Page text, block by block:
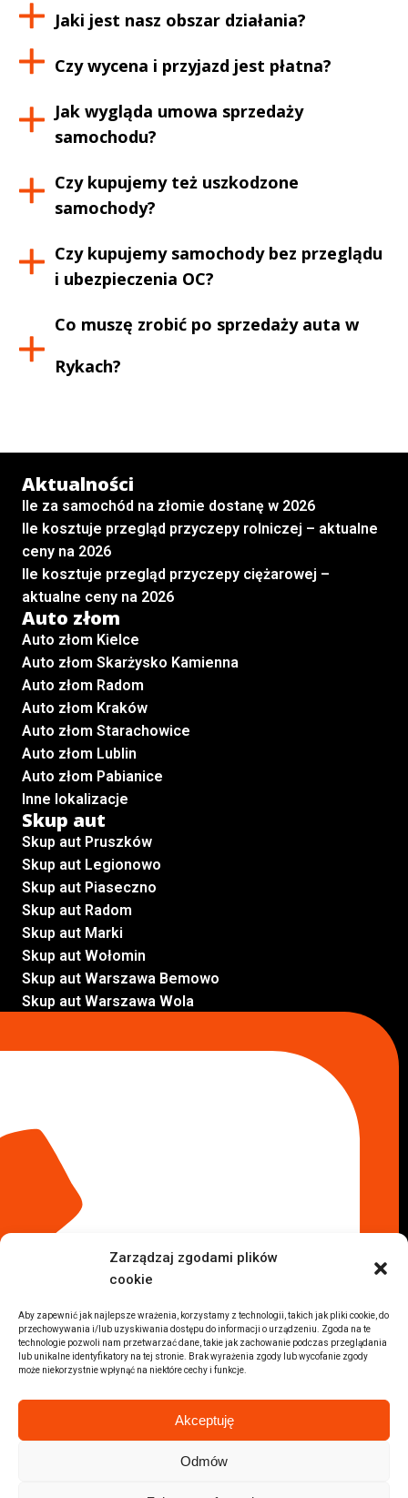
Zarządzaj zgodami plików
cookie
Aby zapewnić jak najlepsze wrażenia, korzystamy z technologii, takich jak pliki cookie, do
przechowywania i/lub uzyskiwania dostępu do informacji o urządzeniu. Zgoda na te
technologie pozwoli nam przetwarzać dane, takie jak zachowanie podczas przeglądania
lub unikalne identyfikatory na tej stronie. Brak wyrażenia zgody lub wycofanie zgody
może niekorzystnie wpłynąć na niektóre cechy i funkcje.
Akceptuję
Odmów
Jaki jest nasz obszar działania?
Czy wycena i przyjazd jest płatna?
Jak wygląda umowa sprzedaży
samochodu?
Czy kupujemy też uszkodzone
samochody?
Czy kupujemy samochody bez przeglądu
i ubezpieczenia OC?
Co muszę zrobić po sprzedaży auta w
Rykach?
Aktualności
Ile za samochód na złomie dostanę w 2026
Ile kosztuje przegląd przyczepy rolniczej – aktualne
ceny na 2026
Ile kosztuje przegląd przyczepy ciężarowej –
aktualne ceny na 2026
Auto złom
Auto złom Kielce
Auto złom Skarżysko Kamienna
Auto złom Radom
Auto złom Kraków
Auto złom Starachowice
Auto złom Lublin
Auto złom Pabianice
Inne lokalizacje
Skup aut
Skup aut Pruszków
Skup aut Legionowo
Skup aut Piaseczno
Skup aut Radom
Skup aut Marki
Skup aut Wołomin
Skup aut Warszawa Bemowo
Skup aut Warszawa Wola
Komisy samochodowe
Komis samochodowy Radom
Komis samochodowy Płock
Komis samochodowy Opole
Komis samochodowy Lublin
Komis samochodowy Sochaczew
Inne Lokalizacje
Auta z USA Rzeszów
Auta z USA Białystok
Auta z USA Kraków
Marki samochodów
Sprzedam BMW
Wszystkie marki samochodów